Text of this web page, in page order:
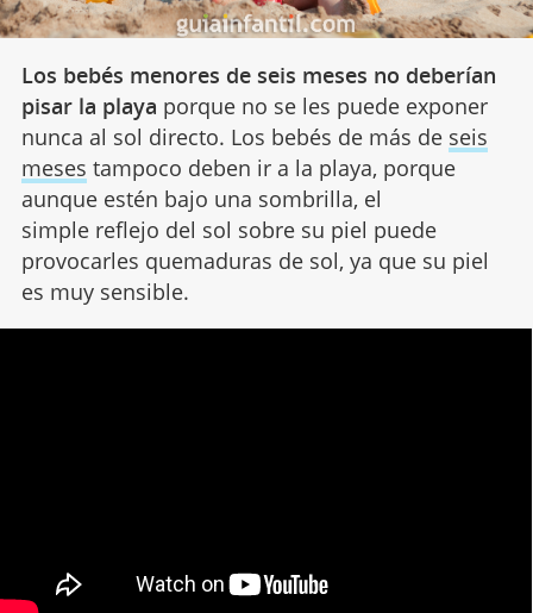
Los bebés menores de seis meses no deberían
pisar la playa porque no se les puede exponer
nunca al sol directo. Los bebés de más de seis
meses tampoco deben ir a la playa, porque
aunque estén bajo una sombrilla, el
simple reflejo del sol sobre su piel puede
provocarles quemaduras de sol, ya que su piel
es muy sensible.